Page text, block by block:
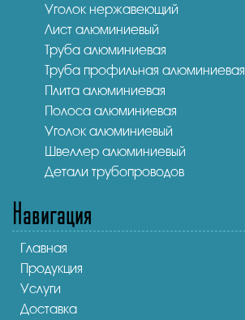
Уголок нержавеющий
Лист алюминиевый
Труба алюминиевая
Труба профильная алюминиевая
Плита алюминиевая
Полоса алюминиевая
Уголок алюминиевый
Швеллер алюминиевый
Детали трубопроводов
Навигация
Главная
Продукция
Услуги
Доставка